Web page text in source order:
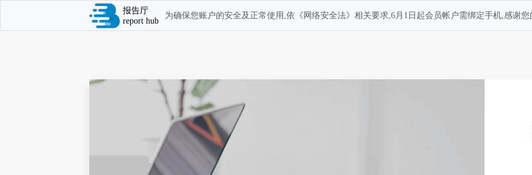
报告厅
report hub
为确保您账户的安全及正常使用,依《网络安全法》相关要求,6月1日起会员帐户需绑定手机,感谢您